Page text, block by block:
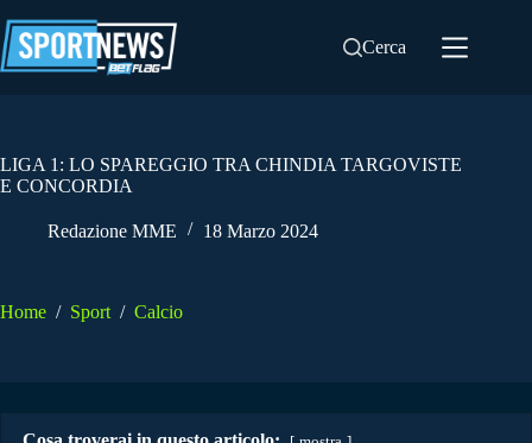
al
contenuto
Cerca
LIGA 1: LO SPAREGGIO TRA CHINDIA TARGOVISTE
E CONCORDIA
Redazione MME 18 Marzo 2024
Home / Sport / Calcio